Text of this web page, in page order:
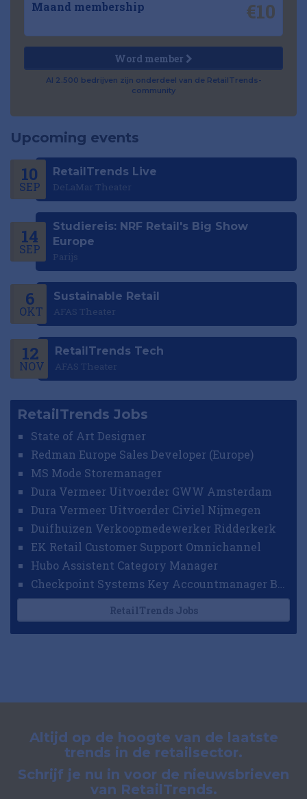
Maand membership €10
Word member
Al 2.500 bedrijven zijn onderdeel van de RetailTrends-
community
Upcoming events
10
SEP
RetailTrends Live
DeLaMar Theater
14
SEP
Studiereis: NRF Retail's Big Show
Europe
Parijs
6
OKT
Sustainable Retail
AFAS Theater
12
NOV
RetailTrends Tech
AFAS Theater
RetailTrends Jobs
State of Art Designer
Redman Europe Sales Developer (Europe)
MS Mode Storemanager
Dura Vermeer Uitvoerder GWW Amsterdam
Dura Vermeer Uitvoerder Civiel Nijmegen
Duifhuizen Verkoopmedewerker Ridderkerk
EK Retail Customer Support Omnichannel
Hubo Assistent Category Manager
RetailTrends Jobs
Altijd op de hoogte van de laatste
trends in de retailsector.
Schrijf je nu in voor de nieuwsbrieven
van RetailTrends.